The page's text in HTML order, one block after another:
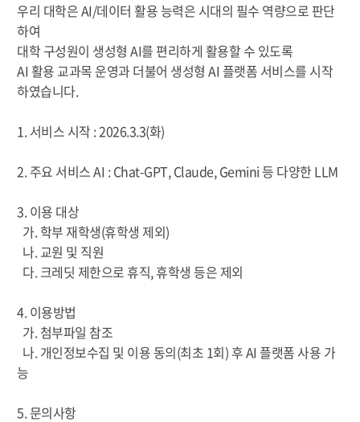
우리 대학은 AI/데이터 활용 능력은 시대의 필수 역량으로 판단
하여
대학 구성원이 생성형 AI를 편리하게 활용할 수 있도록
AI 활용 교과목 운영과 더불어 생성형 AI 플랫폼 서비스를 시작
하였습니다.
1. 서비스 시작 : 2026.3.3(화)
2. 주요 서비스 AI : Chat-GPT, Claude, Gemini 등 다양한 LLM
3. 이용 대상
가. 학부 재학생(휴학생 제외)
나. 교원 및 직원
다. 크레딧 제한으로 휴직, 휴학생 등은 제외
4. 이용방법
가. 첨부파일 참조
나. 개인정보수집 및 이용 동의(최초 1회) 후 AI 플랫폼 사용 가
능
5. 문의사항